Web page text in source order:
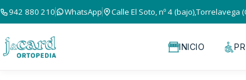
942 880 210 WhatsApp Calle El Soto, nº 4 (bajo),Torrelavega
INICIO